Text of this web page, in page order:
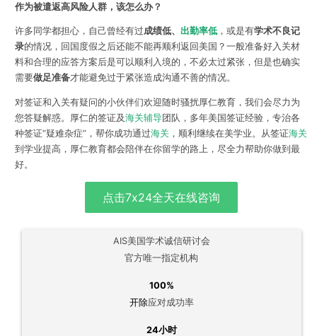
作为被遣返高风险人群，该怎么办？
许多同学都担心，自己曾经有过成绩低、 出勤率低，或是有学术不良记
录的情况，回国度假之后还能不能再顺利返回美国？一般准备好入关材
料和合理的应答方案后是可以顺利入境的，不必太过紧张，但是也确实
需要做足准备才能避免过于紧张造成沟通不善的情况。
对签证和入关有疑问的小伙伴们欢迎随时骚扰厚仁教育，我们会尽力为
您答疑解惑。厚仁的签证及海关辅导团队，多年美国签证经验，专治各
种签证“疑难杂症”，帮你成功通过海关，顺利继续在美学业。从签证海关
到学业提高，厚仁教育都会陪伴在你留学的路上，尽全力帮助你做到最
好。
点击7x24全天在线咨询
AIS美国学术诚信研讨会
官方唯一指定机构
100%
开除应对成功率
24小时